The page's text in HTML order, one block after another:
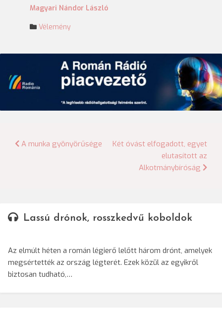
Magyari Nándor László
Vélemény
Bejegyzés
A munka gyönyörűsége
Két óvást elfogadott, egyet
elutasított az
Alkotmánybíróság
Lassú drónok, rosszkedvű koboldok
Az elmúlt héten a román légierő lelőtt három drónt, amelyek
megsértették az ország légterét. Ezek közül az egyikről
biztosan tudható,…